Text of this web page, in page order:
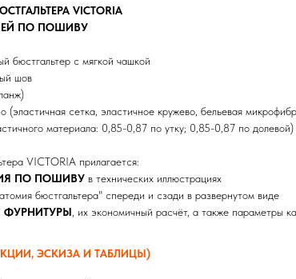
VICTORIA
ПО ПОШИВУ
с мягкой чашкой
шов
сетка, эластичное кружево, бельевая
материала: 0,85-0,87 по утку; 0,85-0,87 по долевой)
VICTORIA прилагается:
ПО ПОШИВУ в технических иллюстрациях
бюстгальтера" спереди и сзади в развернутом виде
ФУРНИТУРЫ , их экономичный расчёт, а также параметры
ЭСКИЗА И ТАБЛИЦЫ)